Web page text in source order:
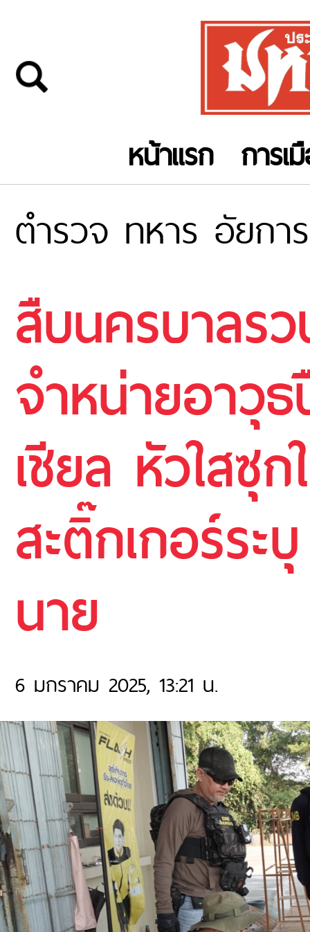
หน้าแรก การเ
ตำรวจ ทหาร อัยก
สืบนครบาลร
จำหน่ายอาวุ
เชียล หัวใสซุ
สะติ๊กเกอร์ร
นาย
6 มกราคม 2025, 13:21 น.